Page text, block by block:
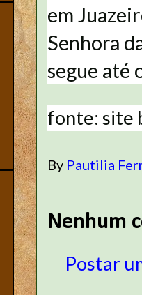
em
Senhora
segue até
fonte: site
By Pautilia
Nenhum
Postar